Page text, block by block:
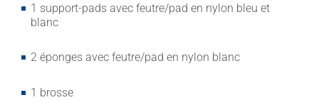
1 support-pads avec feutre/pad en nylon bleu et
blanc
2 éponges avec feutre/pad en nylon blanc
1 brosse